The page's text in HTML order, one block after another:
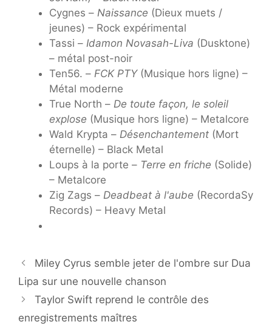
Cygnes – Naissance (Dieux muets /
jeunes) – Rock expérimental
Tassi – Idamon Novasah-Liva (Dusktone)
– métal post-noir
Ten56. – FCK PTY(Musique hors ligne) –
Métal moderne
True North – De toute façon, le soleil
explose (Musique hors ligne) – Metalcore
Wald Krypta – Désenchantement (Mort
éternelle) – Black Metal
Loups à la porte – Terre en friche (Solide)
– Metalcore
Zig Zags – Deadbeat à l'aube (RecordaSy
Records) – Heavy Metal
Miley Cyrus semble jeter de l'ombre sur Dua
Lipa sur une nouvelle chanson
Taylor Swift reprend le contrôle des
enregistrements maîtres